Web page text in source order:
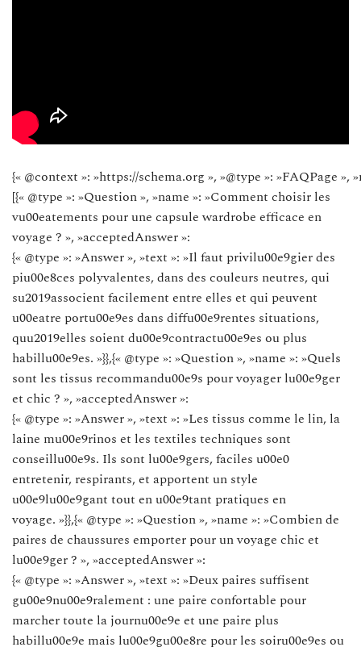
{« @context »: »https://schema.org », »@type »: »FAQPage »,
[{« @type »: »Question », »name »: »Comment choisir les
vu00eatements pour une capsule wardrobe efficace en
voyage ? », »acceptedAnswer »:
{« @type »: »Answer », »text »: »Il faut privilu00e9gier des
piu00e8ces polyvalentes, dans des couleurs neutres, qui
su2019associent facilement entre elles et qui peuvent
u00eatre portu00e9es dans diffu00e9rentes situations,
quu2019elles soient du00e9contractu00e9es ou plus
habillu00e9es. »}},{« @type »: »Question », »name »: »Quels
sont les tissus recommandu00e9s pour voyager lu00e9ger
et chic ? », »acceptedAnswer »:
{« @type »: »Answer », »text »: »Les tissus comme le lin, la
laine mu00e9rinos et les textiles techniques sont
conseillu00e9s. Ils sont lu00e9gers, faciles u00e0
entretenir, respirants, et apportent un style
u00e9lu00e9gant tout en u00e9tant pratiques en
voyage. »}},{« @type »: »Question », »name »: »Combien de
paires de chaussures emporter pour un voyage chic et
lu00e9ger ? », »acceptedAnswer »:
{« @type »: »Answer », »text »: »Deux paires suffisent
gu00e9nu00e9ralement : une paire confortable pour
marcher toute la journu00e9e et une paire plus
habillu00e9e mais lu00e9gu00e8re pour les soiru00e9es ou